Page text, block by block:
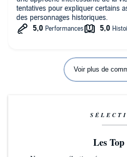
tentatives pour expliquer certains aspects de la personnalité
des personnages historiques.
Voir plus de
Les Top